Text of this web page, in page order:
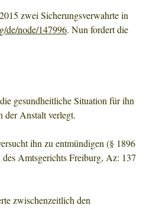
zwei Sicherungsverwahrte in
de/node/147996. Nun fordert die
gesundheitliche Situation für ihn
der Anstalt verlegt.
ihn zu entmündigen (§ 1896
Amtsgerichts Freiburg, Az: 137
zwischenzeitlich den